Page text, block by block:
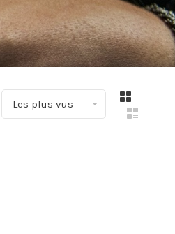
▾
Les plus vus